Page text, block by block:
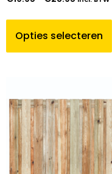
Opties selecteren